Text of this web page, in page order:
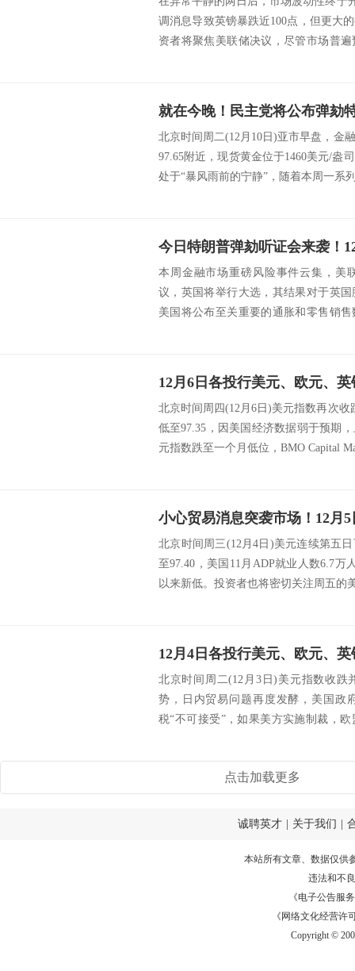
调消息导致英镑暴跌近100点，但更大
资者将聚焦美联储决议，尽管市场普
北京时间周二(12月10日)亚市早盘，金
97.65附近，现货黄金位于1460美元/盎
处于“暴风雨前的宁静”，随着本周一系
本周金融市场重磅风险事件云集，美
议，英国将举行大选，其结果对于英
美国将公布至关重要的通胀和零售销
北京时间周四(12月6日)美元指数再次
低至97.35，因美国经济数据弱于预期
元指数跌至一个月低位，BMO Capital
北京时间周三(12月4日)美元连续第五
至97.40，美国11月ADP就业人数6.7万
以来新低。投资者也将密切关注周五的
北京时间周二(12月3日)美元指数收跌
势，日内贸易问题再度发酵，美国政
税“不可接受”，如果美方实施制裁，
点击加载更多
诚聘英才 关于我们
本站所有文章、数据仅供
违法和不
《电子公告服务
《网络文化经营许
Copyright ©